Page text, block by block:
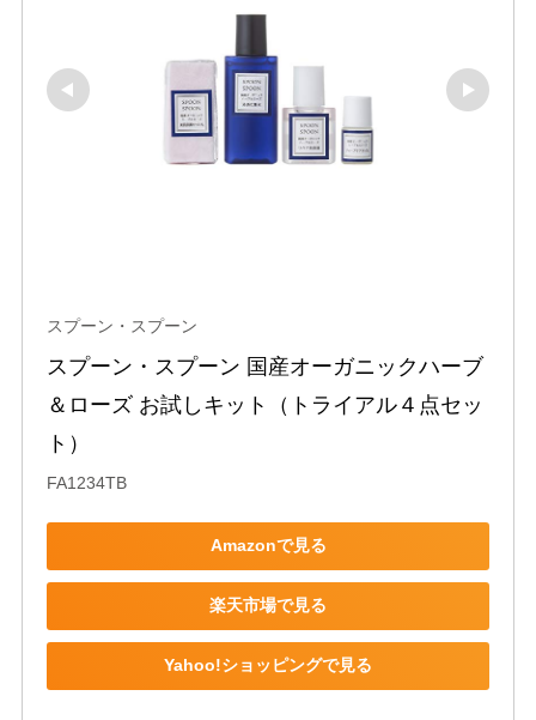
スプーン・スプーン
スプーン・スプーン 国産オーガニックハーブ
＆ローズ お試しキット（トライアル４点セッ
ト）
FA1234TB
Amazonで見る
楽天市場で見る
Yahoo!ショッピングで見る